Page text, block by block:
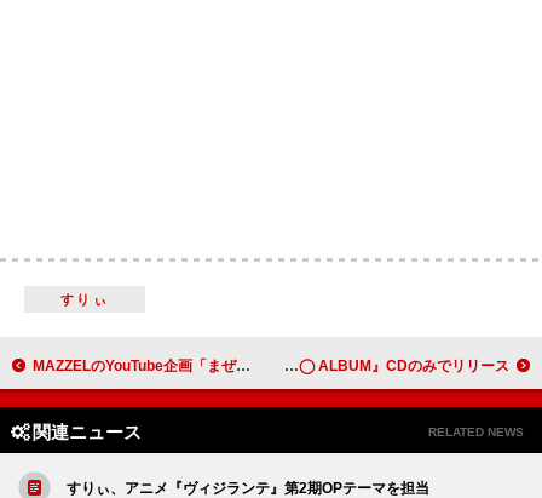
すりぃ
MAZZELのYouTube企画「まぜべや」、AAAメンバーがサプライズ出演 DREAMS COME TRUE、9年ぶりのニューアルバム『THE BLACK ◯ ALBUM』CDのみでリリース
関連ニュース RELATED NEWS
すりぃ、アニメ『ヴィジランテ』第2期OPテーマを担当